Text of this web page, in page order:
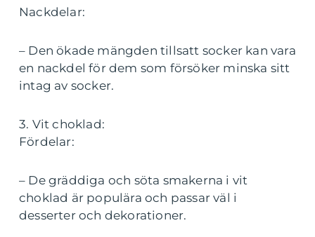
Nackdelar:
– Den ökade mängden tillsatt socker kan vara
en nackdel för dem som försöker minska sitt
intag av socker.
3. Vit choklad:
Fördelar:
– De gräddiga och söta smakerna i vit
choklad är populära och passar väl i
desserter och dekorationer.